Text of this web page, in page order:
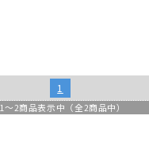
1
1 ～2商品表示中（全2商品中）